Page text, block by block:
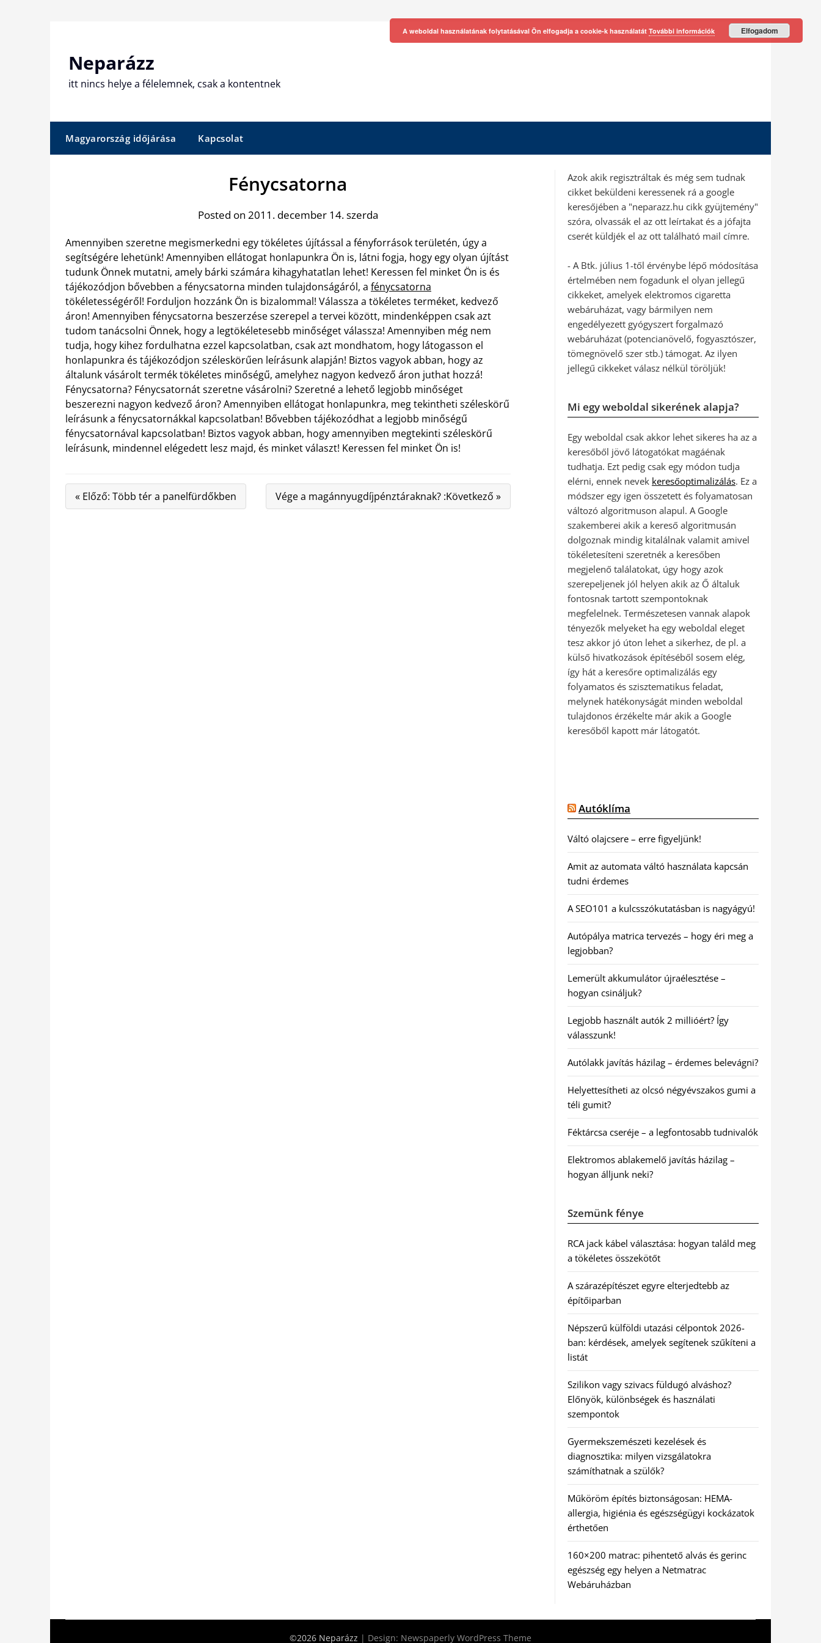
Neparázz
itt nincs helye a félelemnek, csak a kontentnek
Magyarország időjárása Kapcsolat
Fénycsatorna
Posted on 2011. december 14. szerda
Amennyiben szeretne megismerkedni egy tökéletes újítással a fényforrások területén, úgy a
segítségére lehetünk! Amennyiben ellátogat honlapunkra Ön is, látni fogja, hogy egy olyan újítást
tudunk Önnek mutatni, amely bárki számára kihagyhatatlan lehet! Keressen fel minket Ön is és
tájékozódjon bővebben a fénycsatorna minden tulajdonságáról, a fénycsatorna
tökéletességéről! Forduljon hozzánk Ön is bizalommal! Válassza a tökéletes terméket, kedvező
áron! Amennyiben fénycsatorna beszerzése szerepel a tervei között, mindenképpen csak azt
tudom tanácsolni Önnek, hogy a legtökéletesebb minőséget válassza! Amennyiben még nem
tudja, hogy kihez fordulhatna ezzel kapcsolatban, csak azt mondhatom, hogy látogasson el
honlapunkra és tájékozódjon széleskörűen leírásunk alapján! Biztos vagyok abban, hogy az
általunk vásárolt termék tökéletes minőségű, amelyhez nagyon kedvező áron juthat hozzá!
Fénycsatorna? Fénycsatornát szeretne vásárolni? Szeretné a lehető legjobb minőséget
beszerezni nagyon kedvező áron? Amennyiben ellátogat honlapunkra, meg tekintheti széleskörű
leírásunk a fénycsatornákkal kapcsolatban! Bővebben tájékozódhat a legjobb minőségű
fénycsatornával kapcsolatban! Biztos vagyok abban, hogy amennyiben megtekinti széleskörű
leírásunk, mindennel elégedett lesz majd, és minket választ! Keressen fel minket Ön is!
« Előző: Több tér a panelfürdőkben Vége a magánnyugdíjpénztáraknak? :Következő »
Azok akik regisztráltak és még sem tudnak
cikket beküldeni keressenek rá a google
keresőjében a "neparazz.hu cikk gyüjtemény"
szóra, olvassák el az ott leírtakat és a jófajta
cserét küldjék el az ott található mail címre.
- A Btk. július 1-től érvénybe lépő módosítása
értelmében nem fogadunk el olyan jellegű
cikkeket, amelyek elektromos cigaretta
webáruházat, vagy bármilyen nem
engedélyezett gyógyszert forgalmazó
webáruházat (potencianövelő, fogyasztószer,
tömegnövelő szer stb.) támogat. Az ilyen
jellegű cikkeket válasz nélkül töröljük!
Mi egy weboldal sikerének alapja?
Egy weboldal csak akkor lehet sikeres ha az a
keresőből jövő látogatókat magáénak
tudhatja. Ezt pedig csak egy módon tudja
elérni, ennek nevek keresőoptimalizálás. Ez a
módszer egy igen összetett és folyamatosan
változó algoritmuson alapul. A Google
szakemberei akik a kereső algoritmusán
dolgoznak mindig kitalálnak valamit amivel
tökéletesíteni szeretnék a keresőben
megjelenő találatokat, úgy hogy azok
szerepeljenek jól helyen akik az Ő általuk
fontosnak tartott szempontoknak
megfelelnek. Természetesen vannak alapok
tényezők melyeket ha egy weboldal eleget
tesz akkor jó úton lehet a sikerhez, de pl. a
külső hivatkozások építéséből sosem elég,
így hát a keresőre optimalizálás egy
folyamatos és szisztematikus feladat,
melynek hatékonyságát minden weboldal
tulajdonos érzékelte már akik a Google
keresőből kapott már látogatót.
Autóklíma
Váltó olajcsere – erre figyeljünk!
Amit az automata váltó használata kapcsán
tudni érdemes
A SEO101 a kulcsszókutatásban is nagyágyú!
Autópálya matrica tervezés – hogy éri meg a
legjobban?
Lemerült akkumulátor újraélesztése –
hogyan csináljuk?
Legjobb használt autók 2 millióért? Így
válasszunk!
Autólakk javítás házilag – érdemes belevágni?
Helyettesítheti az olcsó négyévszakos gumi a
téli gumit?
Féktárcsa cseréje – a legfontosabb tudnivalók
Elektromos ablakemelő javítás házilag –
hogyan álljunk neki?
Szemünk fénye
RCA jack kábel választása: hogyan találd meg
a tökéletes összekötőt
A szárazépítészet egyre elterjedtebb az
építőiparban
Népszerű külföldi utazási célpontok 2026-
ban: kérdések, amelyek segítenek szűkíteni a
listát
Szilikon vagy szivacs füldugó alváshoz?
Előnyök, különbségek és használati
szempontok
Gyermekszemészeti kezelések és
diagnosztika: milyen vizsgálatokra
számíthatnak a szülők?
Műköröm építés biztonságosan: HEMA-
allergia, higiénia és egészségügyi kockázatok
érthetően
160×200 matrac: pihentető alvás és gerinc
egészség egy helyen a Netmatrac
Webáruházban
©2026 Neparázz | Design: Newspaperly WordPress Theme
A weboldal használatának folytatásával Ön elfogadja a cookie-k használatát További információk Elfogadom